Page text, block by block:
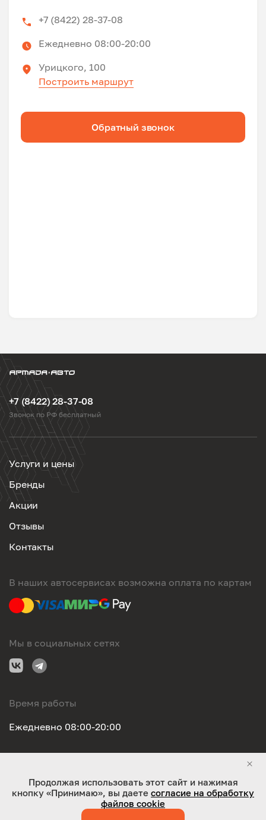
+7 (8422) 28-37-08
Ежедневно 08:00-20:00
Урицкого, 100
Построить маршрут
Обратный звонок
+7 (8422) 28-37-08
Звонок по РФ бесплатный
Услуги и цены
Бренды
Акции
Отзывы
Контакты
В наших автосервисах возможна оплата по картам
Мы в социальных сетях
Время работы
Ежедневно 08:00-20:00
ООО "Оригинал-сервис". Все права защищены 2026
Продолжая использовать этот сайт и нажимая
кнопку «Принимаю», вы даете согласие на обработку
файлов cookie